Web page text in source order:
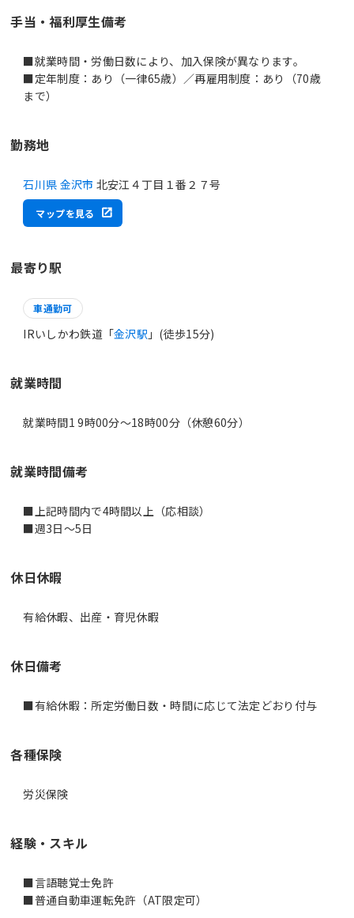
手当・福利厚生備考
■就業時間・労働日数により、加入保険が異なります。
■定年制度：あり（一律65歳）／再雇用制度：あり（70歳
まで）
勤務地
石川県 金沢市 北安江４丁目１番２７号
マップを見る
最寄り駅
車通勤可
IRいしかわ鉄道「金沢駅 」(徒歩15分)
就業時間
就業時間1 9時00分〜18時00分（休憩60分）
就業時間備考
■上記時間内で4時間以上（応相談）
休日休暇
有給休暇、出産・育児休暇
休日備考
■有給休暇：所定労働日数・時間に応じて法定どおり付与
各種保険
労災保険
経験・スキル
■言語聴覚士免許
■普通自動車運転免許（AT限定可）